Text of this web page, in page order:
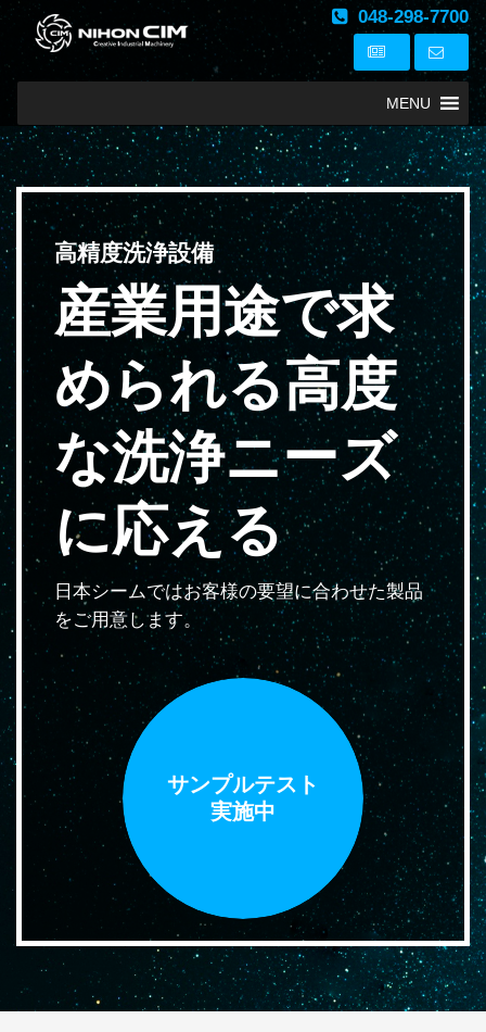
048-298-7700
MENU
高精度洗浄設備
産業用途で求
められる高度
な洗浄ニーズ
に応える
日本シームではお客様の要望に合わせた製品
をご用意します。
サンプルテスト
実施中